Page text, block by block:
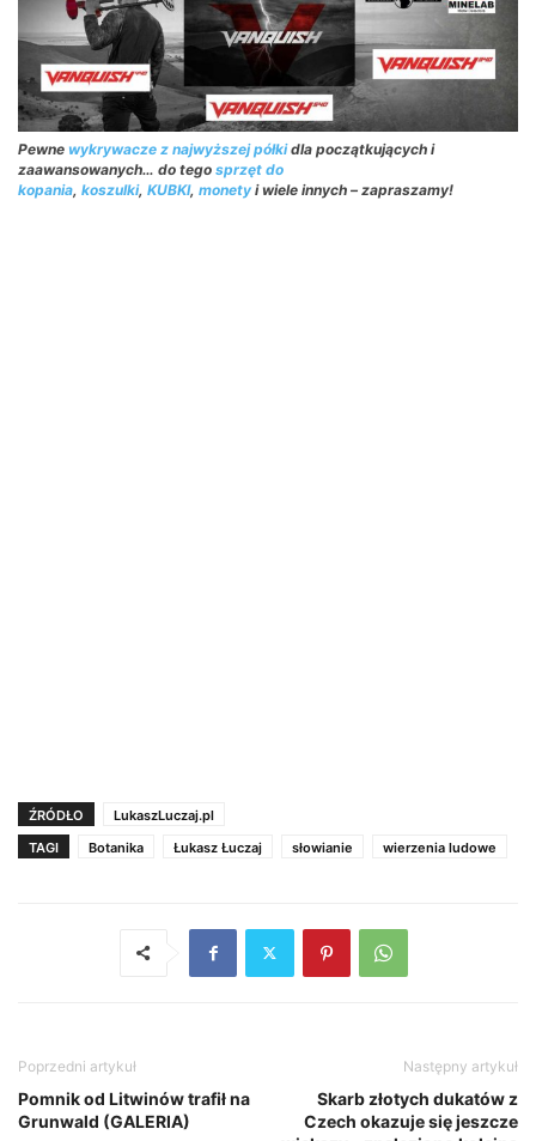
Pewne wykrywacze z najwyższej półkidla początkujących i
zaawansowanych… do tego sprzęt do
kopania, koszulki, KUBKI, monety i wiele innych – zapraszamy!
ŹRÓDŁO
LukaszLuczaj.pl
TAGI
Botanika Łukasz Łuczaj słowianie wierzenia ludowe
Poprzedni artykuł
Pomnik od Litwinów trafił na
Grunwald (GALERIA)
Następny artykuł
Skarb złotych dukatów z
Czech okazuje się jeszcze